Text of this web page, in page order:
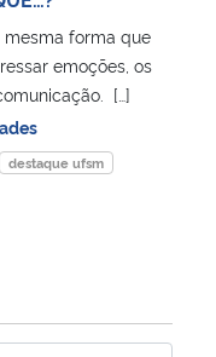
mesma forma que
emoções, os
[…]
destaque ufsm